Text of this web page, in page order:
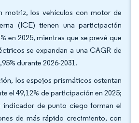
motriz, los vehículos con motor de
(ICE) tienen una participación
en 2025, mientras que se prevé que
se expandan a una CAGR de
durante 2026-2031.
los espejos prismáticos ostentan
el 49,12% de participación en 2025;
indicador de punto ciego forman el
de más rápido crecimiento, con